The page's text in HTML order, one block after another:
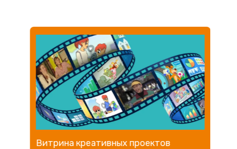
Витрина креативных проектов